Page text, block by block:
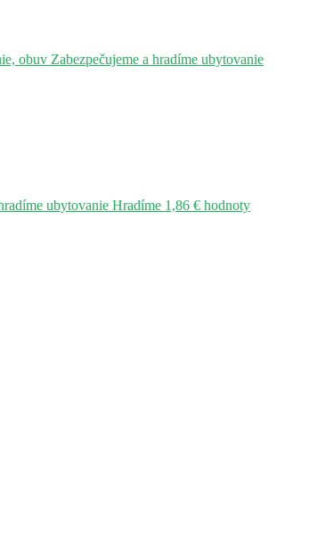
obuv Zabezpečujeme a hradíme ubytovanie
ubytovanie Hradíme 1,86 € hodnoty